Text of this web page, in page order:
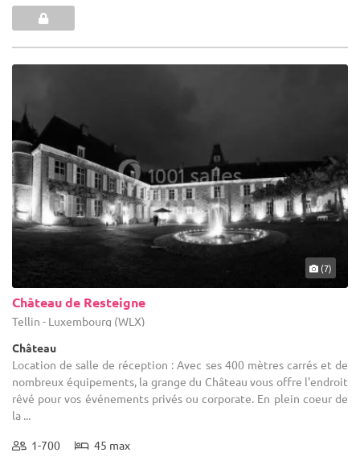
(7)
Château de Resteigne
Tellin - Luxembourg (WLX)
Château
Location de salle de réception : Avec ses 400 mètres carrés et de
nombreux équipements, la grange du Château vous offre l'endroit
rêvé pour vos événements privés ou corporate. En plein coeur de
la ...
1-700 45 max